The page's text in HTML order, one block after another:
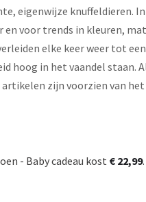
eigenwijze
voor trends in kleuren,
elke keer weer tot
hoog in het vaandel staan.
zijn voorzien van
- Baby cadeau kost € 22,99